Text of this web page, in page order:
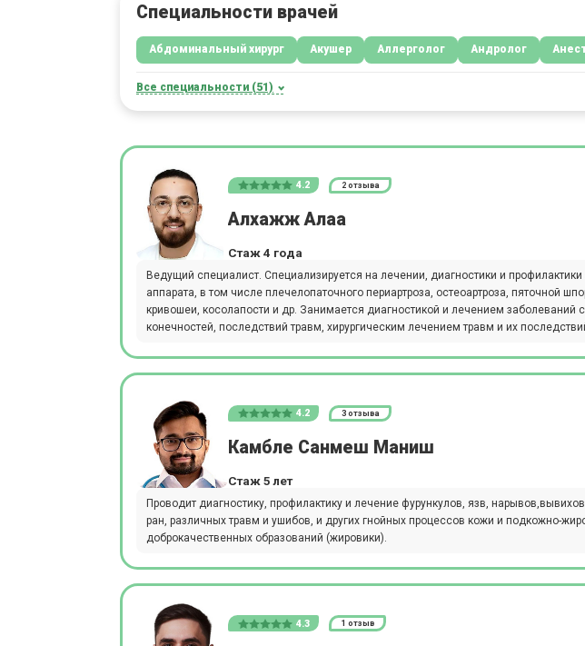
Специальности врачей
Абдоминальный хирург Акушер Аллерголог Андролог
Все специальности (51)
4.2 2 отзыва
Алхажж Алаа
Стаж 4 года
Ведущий специалист. Специализируется на лечении, диагностики и
аппарата, в том числе плечелопаточного периартроза, остеоартроза, пяточной
кривошеи, косолапости и др. Занимается диагностикой и лечением заболеваний
конечностей, последствий травм, хирургическим лечением травм и их
4.2 3 отзыва
Камбле Санмеш Маниш
Стаж 5 лет
Проводит диагностику, профилактику и лечение фурункулов, язв,
ран, различных травм и ушибов, и других гнойных процессов кожи и подкожно-
доброкачественных образований (жировики).
4.3 1 отзыв